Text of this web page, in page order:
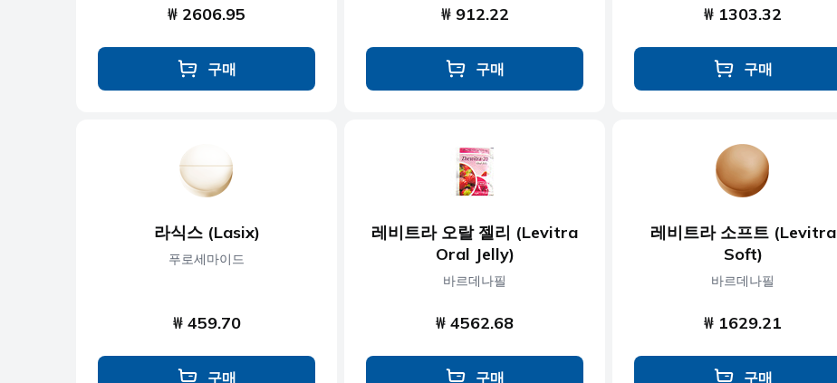
₩ 2606.95
구매
₩ 912.22
구매
₩ 1303.32
구매
라식스 (Lasix)
푸로세마이드
₩ 459.70
구매
레비트라 오랄 젤리 (Levitra
Oral Jelly)
바르데나필
₩ 4562.68
구매
레비트라 소프트 (Levitra
Soft)
바르데나필
₩ 1629.21
구매